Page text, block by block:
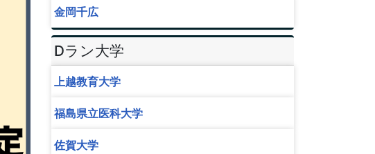
金岡千広
Dラン大学
上越教育大学
福島県立医科大学
佐賀大学